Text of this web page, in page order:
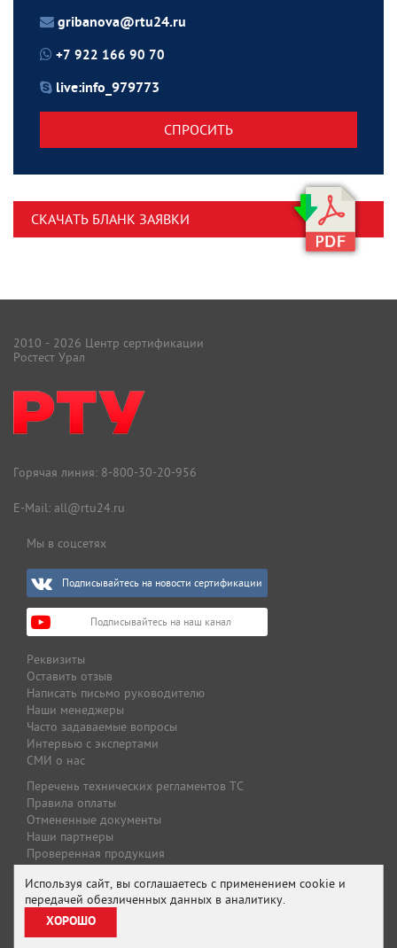
gribanova@rtu24.ru
+7 922 166 90 70
live:info_979773
СПРОСИТЬ
СКАЧАТЬ БЛАНК ЗАЯВКИ
2010 - 2026 Центр сертификации
Ростест Урал
Горячая линия: 8-800-30-20-956
E-Mail: all@rtu24.ru
Мы в соцсетях
Подписывайтесь на новости сертификации
Подписывайтесь на наш канал
Реквизиты
Оставить отзыв
Написать письмо руководителю
Наши менеджеры
Часто задаваемые вопросы
Интервью с экспертами
СМИ о нас
Перечень технических регламентов ТС
Правила оплаты
Отмененные документы
Наши партнеры
Проверенная продукция
Оплата и доставка
Специальные предложения
Предложение для партнеров
Подписаться на рассылку
Используя сайт, вы соглашаетесь с применением cookie и
передачей обезличенных данных в аналитику.
ХОРОШО